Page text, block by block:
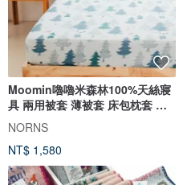
Moomin嚕嚕米森林100%天絲寢
具 兩用被套 薄被套 床包枕套 枕
套
NORNS
NT$ 1,580